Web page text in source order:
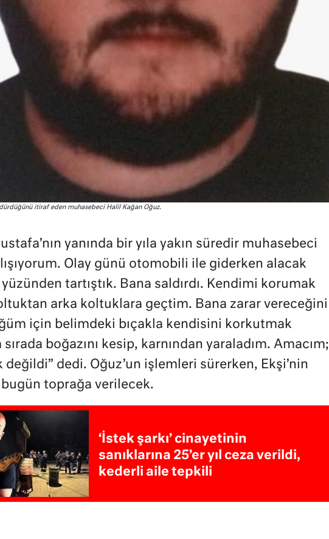
itiraf eden muhasebeci Halil Kağan Oğuz.
yanında bir yıla yakın süredir muhasebeci
Olay günü otomobili ile giderken alacak
tartıştık. Bana saldırdı. Kendimi korumak
arka koltuklara geçtim. Bana zarar vereceğini
için belimdeki bıçakla kendisini korkutmak
boğazını kesip, karnından yaraladım. Amacım;
değildi” dedi. Oğuz’un işlemleri sürerken, Ekşi’nin
toprağa verilecek.
‘İstek şarkı’ cinayetinin
sanıklarına 25’er yıl ceza verildi,
kederli aile tepkili